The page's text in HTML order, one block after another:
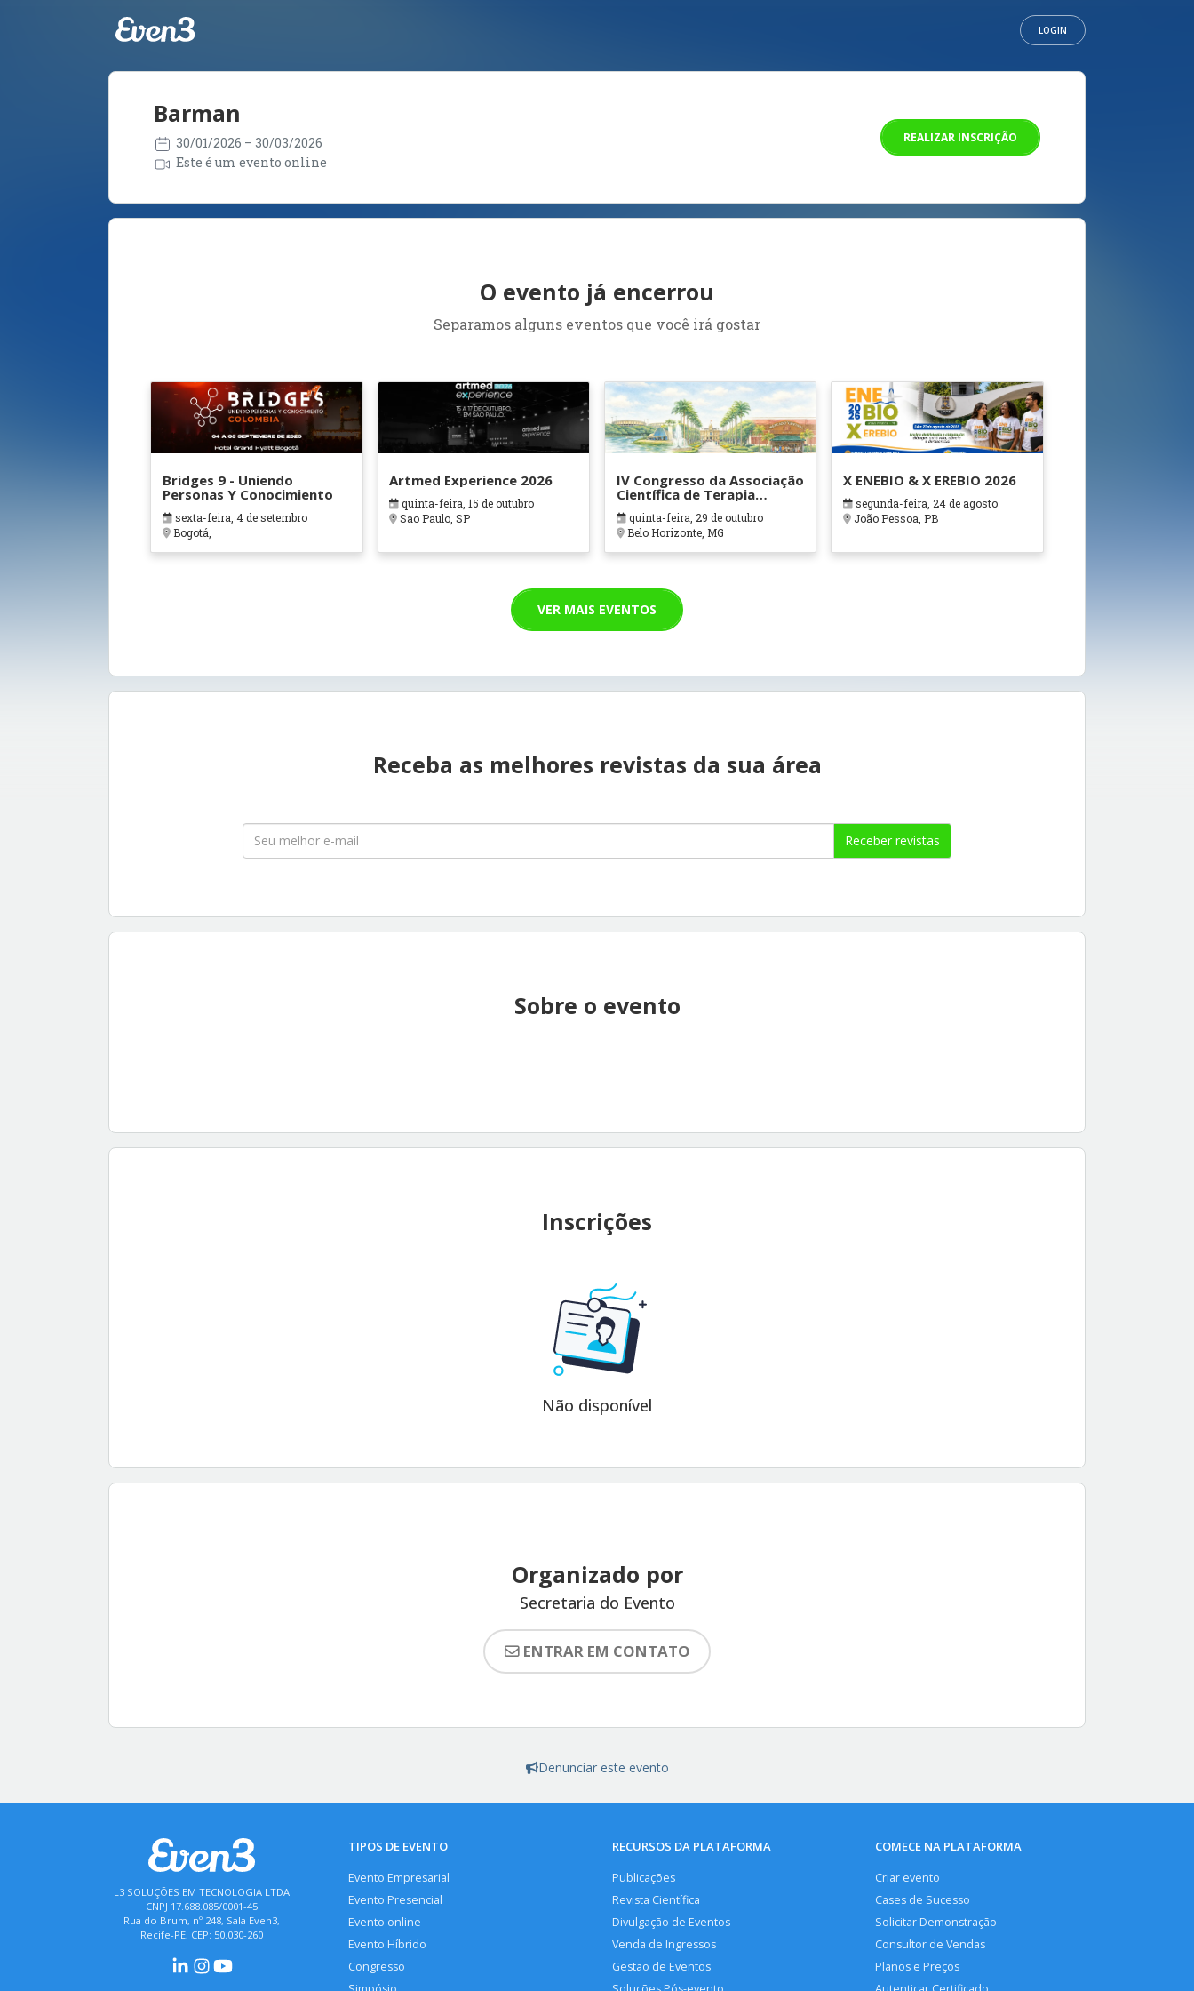
LOGIN
Barman
30/01/2026 – 30/03/2026
Este é um evento online
REALIZAR INSCRIÇÃO
O evento já encerrou
Separamos alguns eventos que você irá gostar
Bridges 9 - Uniendo
Personas Y Conocimiento
sexta-feira, 4 de setembro
Bogotá,
Artmed Experience 2026
quinta-feira, 15 de outubro
Sao Paulo, SP
IV Congresso da Associação
Científica de Terapia
Ocupacional em Contextos
Hospitalares e Cuidados
Paliativos - ATOHOSP
quinta-feira, 29 de outubro
Belo Horizonte, MG
X ENEBIO & X EREBIO 2026
segunda-feira, 24 de agosto
João Pessoa, PB
VER MAIS EVENTOS
Receba as melhores revistas da sua área
Receber revistas
Sobre o evento
Inscrições
Não disponível
Organizado por
Secretaria do Evento
ENTRAR EM CONTATO
Denunciar este evento
L3 SOLUÇÕES EM TECNOLOGIA LTDA
CNPJ 17.688.085/0001-45
Rua do Brum, nº 248, Sala Even3,
Recife-PE, CEP: 50.030-260
TIPOS DE EVENTO
Evento Empresarial
Evento Presencial
Evento online
Evento Híbrido
Congresso
RECURSOS DA PLATAFORMA
Publicações
Revista Científica
Divulgação de Eventos
Venda de Ingressos
Gestão de Eventos
COMECE NA PLATAFORMA
Criar evento
Cases de Sucesso
Solicitar Demonstração
Consultor de Vendas
Planos e Preços